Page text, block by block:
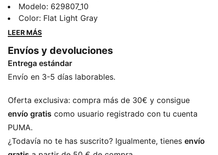
PUMA. Destaca con tu look gracias a sus aberturas de
cremallera con inserciones de malla, líneas de corte
curvas y una cintura que puedes ajustar a tu gusto.
CARACTERÍSTICAS + BENEFICIOS
Producto fabricado con material 100 % reciclado,
excepto ribetes y adornos
Corte extragrande
Tejido de punto plano
Chaqueta corta
Cierre de cremallera
Modelo: 629807_10
Color: Flat Light Gray
LEER MÁS
Envíos y devoluciones
Entrega estándar
Envío en 3-5 días laborables.
Oferta exclusiva: compra más de 30€ y consigue
envío gratis como usuario registrado con tu cuenta
PUMA.
¿Todavía no te has suscrito? Igualmente, tienes envío